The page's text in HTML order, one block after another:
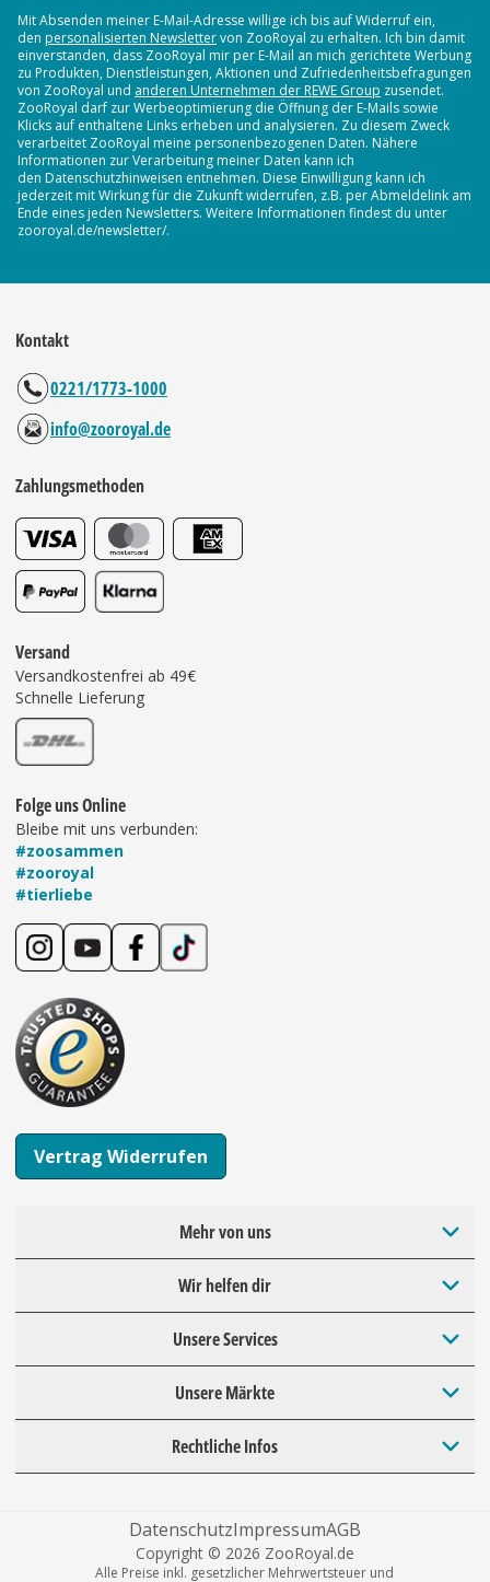
Mit Absenden meiner E-Mail-Adresse willige ich bis auf Widerruf ein,
den personalisierten Newslettervon ZooRoyal zu erhalten. Ich bin damit
einverstanden, dass ZooRoyal mir per E-Mail an mich gerichtete Werbung
zu Produkten, Dienstleistungen, Aktionen und Zufriedenheitsbefragungen
von ZooRoyal und anderen Unternehmen der REWE Group zusendet.
ZooRoyal darf zur Werbeoptimierung die Öffnung der E-Mails sowie
Klicks auf enthaltene Links erheben und analysieren. Zu diesem Zweck
verarbeitet ZooRoyal meine personenbezogenen Daten. Nähere
Informationen zur Verarbeitung meiner Daten kann ich
den Datenschutzhinweisen entnehmen. Diese Einwilligung kann ich
jederzeit mit Wirkung für die Zukunft widerrufen, z.B. per Abmeldelink am
Ende eines jeden Newsletters. Weitere Informationen findest du unter
zooroyal.de/newsletter/.
Kontakt
0221/1773-1000
info@zooroyal.de
Zahlungsmethoden
Versand
Versandkostenfrei ab 49€
Schnelle Lieferung
Folge uns Online
Bleibe mit uns verbunden:
#zoosammen
#zooroyal
#tierliebe
Vertrag Widerrufen
Mehr von uns
Wir helfen dir
Unsere Services
Unsere Märkte
Rechtliche Infos
DatenschutzImpressumAGB
Copyright © 2026 ZooRoyal.de
Alle Preise inkl. gesetzlicher Mehrwertsteuer und